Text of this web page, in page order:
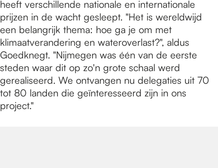
heeft verschillende nationale en internationale
prijzen in de wacht gesleept. "Het is wereldwijd
een belangrijk thema: hoe ga je om met
klimaatverandering en wateroverlast?", aldus
Goedknegt. "Nijmegen was één van de eerste
steden waar dit op zo'n grote schaal werd
gerealiseerd. We ontvangen nu delegaties uit 70
tot 80 landen die geïnteresseerd zijn in ons
project."